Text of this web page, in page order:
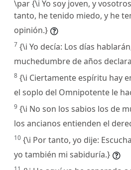
\par {\i Yo soy joven, y
tanto, he tenido miedo, y he
opinión.}
7 {\i Yo decía: Los días
muchedumbre de años
8 {\i Ciertamente espíritu hay
el soplo del Omnipotente le
9 {\i No son los sabios los de
los ancianos entienden el
10 {\i Por tanto, yo dije:
yo también mi sabiduría.}